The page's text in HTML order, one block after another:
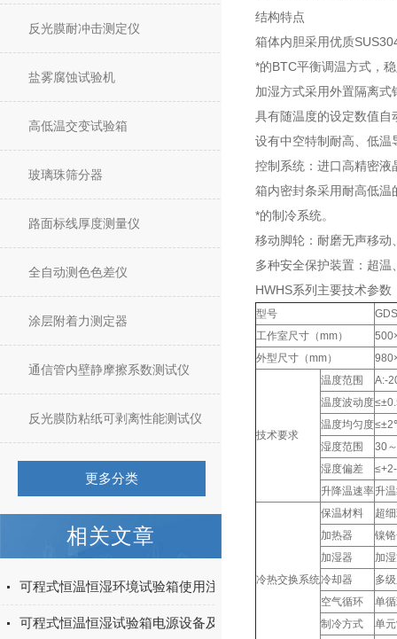
反光膜耐冲击测定仪
盐雾腐蚀试验机
高低温交变试验箱
玻璃珠筛分器
路面标线厚度测量仪
全自动测色色差仪
涂层附着力测定器
通信管内壁静摩擦系数测试仪
反光膜防粘纸可剥离性能测试仪
更多分类
相关文章
可程式恒温恒湿环境试验箱使用注意事项
可程式恒温恒湿试验箱电源设备及安装方法
结构特点
箱体内胆采用优质
*的BTC平衡调温方式，
加湿方式采用外置隔离
具有随温度的设定数值
设有中空特制耐高、低
控制系统：进口高精密
箱内密封条采用耐高低
*的制冷系统。
移动脚轮：耐磨无声移动
多种安全保护装置：超
HWHS系列 主要技术参数
型号
工作室尺寸（mm）
外型尺寸（mm）
技术要求
温度范围
A:-
温度波动度
温度均匀度
湿度范围
30
湿度偏差
升降温速率升
冷热交换系统
保温材料
超
加热器
镍
加湿器
加
冷却器
多
空气循环
单
制冷方式
单